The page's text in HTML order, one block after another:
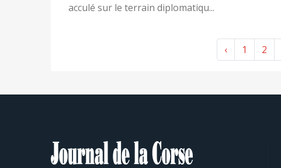
acculé sur le terrain diplomatiqu...
‹ 1 2